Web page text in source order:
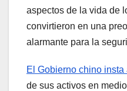
aspectos de la vida de
convirtieron en una
alarmante para la
El Gobierno chino insta
de sus activos en